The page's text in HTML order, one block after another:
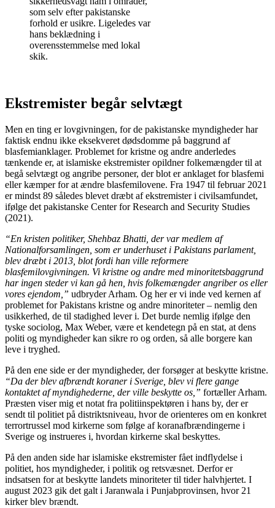
som selv efter pakistanske
forhold er usikre. Ligeledes var
hans beklædning i
overensstemmelse med lokal
skik.
Ekstremister begår selvtægt
Men en ting er lovgivningen, for de pakistanske myndigheder har
faktisk endnu ikke eksekveret dødsdomme på baggrund af
blasfemianklager. Problemet for kristne og andre anderledes
tænkende er, at islamiske ekstremister opildner folkemængder til at
begå selvtægt og angribe personer, der blot er anklaget for blasfemi
eller kæmper for at ændre blasfemilovene. Fra 1947 til februar 2021
er mindst 89 således blevet dræbt af ekstremister i civilsamfundet,
ifølge det pakistanske Center for Research and Security Studies
(2021).
“En kristen politiker, Shehbaz Bhatti, der var medlem af
Nationalforsamlingen, som er underhuset i Pakistans parlament,
blev dræbt i 2013, blot fordi han ville reformere
blasfemilovgivningen. Vi kristne og andre med minoritetsbaggrund
har ingen steder vi kan gå hen, hvis folkemængder angriber os eller
vores ejendom,” udbryder Arham. Og her er vi inde ved kernen af
problemet for Pakistans kristne og andre minoriteter – nemlig den
usikkerhed, de til stadighed lever i. Det burde nemlig ifølge den
tyske sociolog, Max Weber, være et kendetegn på en stat, at dens
politi og myndigheder kan sikre ro og orden, så alle borgere kan
leve i tryghed.
På den ene side er der myndigheder, der forsøger at beskytte kristne.
“Da der blev afbrændt koraner i Sverige, blev vi flere gange
kontaktet af myndighederne, der ville beskytte os,” fortæller Arham.
Præsten viser mig et notat fra politiinspektøren i hans by, der er
sendt til politiet på distriktsniveau, hvor de orienteres om en konkret
terrortrussel mod kirkerne som følge af koranafbrændingerne i
Sverige og instrueres i, hvordan kirkerne skal beskyttes.
På den anden side har islamiske ekstremister fået indflydelse i
politiet, hos myndigheder, i politik og retsvæsnet. Derfor er
indsatsen for at beskytte landets minoriteter til tider halvhjertet. I
august 2023 gik det galt i Jaranwala i Punjabprovinsen, hvor 21
kirker blev brændt.